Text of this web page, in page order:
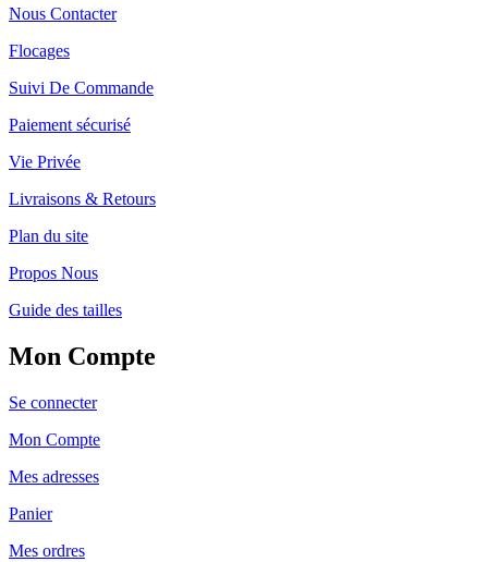
Nous Contacter
Flocages
Suivi De Commande
Paiement sécurisé
Vie Privée
Livraisons & Retours
Plan du site
Propos Nous
Guide des tailles
Mon Compte
Se connecter
Mon Compte
Mes adresses
Panier
Mes ordres